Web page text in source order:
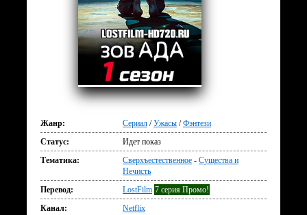
Жанр: Сериал /Ужасы /Фэнтези
Статус:
Идет показ
Тематика:
Сверхъестественное - Существа и
Нечисть
Перевод:
LostFilm 7 серия Промо!
Канал:
Netflix